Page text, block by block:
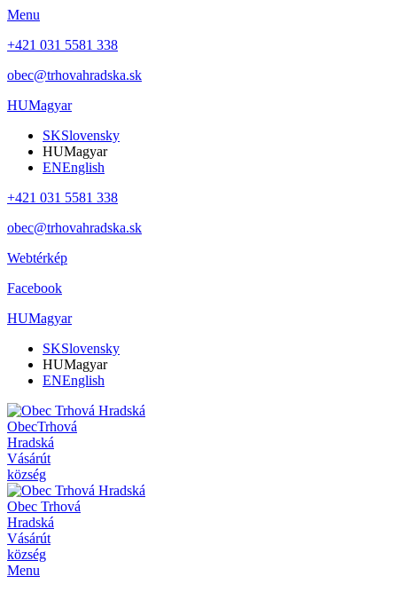
Menu
+421 031 5581 338
obec@trhovahradska.sk
HUMagyar
SKSlovensky
HUMagyar
ENEnglish
+421 031 5581 338
obec@trhovahradska.sk
Webtérkép
Facebook
HUMagyar
SKSlovensky
HUMagyar
ENEnglish
ObecTrhová
Hradská
Vásárút
község
Obec Trhová
Hradská
Vásárút
község
Menu